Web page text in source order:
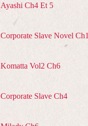
Ayashi Ch4 Et 5
Corporate Slave Novel Ch1
Komatta Vol2 Ch6
Corporate Slave Ch4